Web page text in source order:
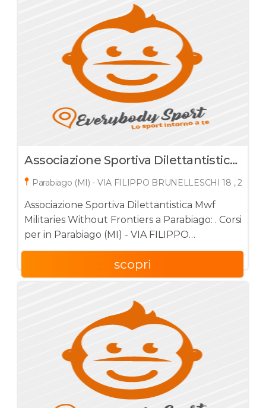
Associazione Sportiva Dilettantistica
Mwf Militaries Without Frontiers
Parabiago (MI) - VIA FILIPPO BRUNELLESCHI 18 , 20015
Associazione Sportiva Dilettantistica Mwf
Militaries Without Frontiers a Parabiago: . Corsi
per in Parabiago (MI) - VIA FILIPPO
BRUNELLESCHI 18 , 20015
scopri